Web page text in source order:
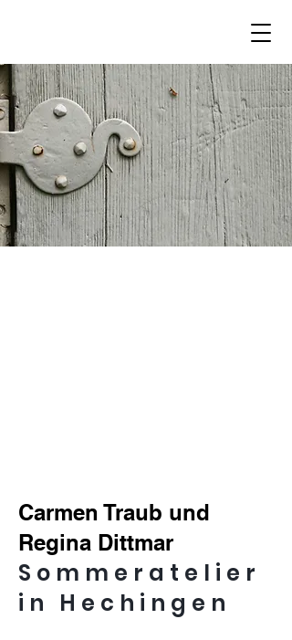
Carmen Traub und
Regina Dittmar
Sommeratelier
in Hechingen